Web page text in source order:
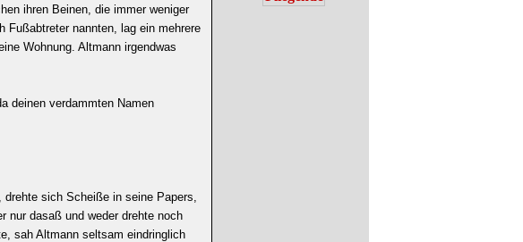
ihren Beinen, die immer weniger
Fußabtreter nannten, lag ein mehrere
Wohnung. Altmann irgendwas
deinen verdammten Namen
sich Scheiße in seine Papers,
nur dasaß und weder drehte noch
sah Altmann seltsam eindringlich